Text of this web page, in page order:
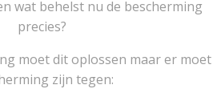
wat behelst nu de bescherming
precies?
moet dit oplossen maar er moet
zijn tegen: